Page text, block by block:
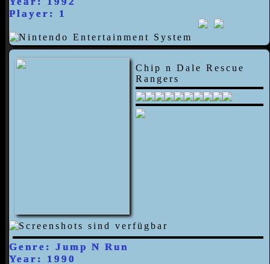
Player: 1
Chip n Dale Rescue
Rangers
Genre: Jump N Run
Year: 1990